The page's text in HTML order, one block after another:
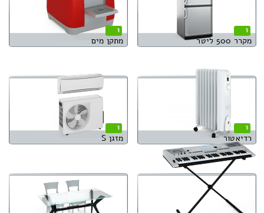
1
מקרר 500 ליטר
1
מתקן מים
1
רדיאטור
1
מזגן S